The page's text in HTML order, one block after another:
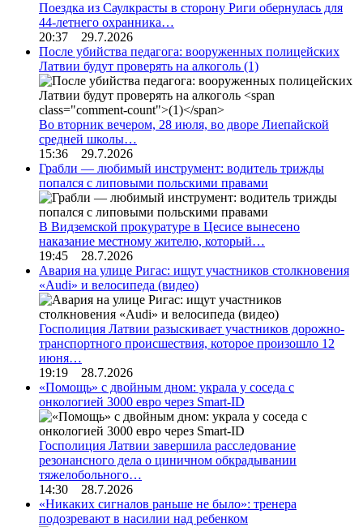
Поездка из Саулкрасты в сторону Риги обернулась для
44-летнего охранника…
20:37 29.7.2026
После убийства педагога: вооруженных полицейских
Латвии будут проверять на алкоголь (1)
Во вторник вечером, 28 июля, во дворе Лиепайской
средней школы…
15:36 29.7.2026
Грабли — любимый инструмент: водитель трижды
попался с липовыми польскими правами
В Видземской прокуратуре в Цесисе вынесено
наказание местному жителю, который…
19:45 28.7.2026
Авария на улице Ригас: ищут участников столкновения
«Audi» и велосипеда (видео)
Госполиция Латвии разыскивает участников дорожно-
транспортного происшествия, которое произошло 12
июня…
19:19 28.7.2026
«Помощь» с двойным дном: украла у соседа с
онкологией 3000 евро через Smart-ID
Госполиция Латвии завершила расследование
резонансного дела о циничном обкрадывании
тяжелобольного…
14:30 28.7.2026
«Никаких сигналов раньше не было»: тренера
подозревают в насилии над ребенком